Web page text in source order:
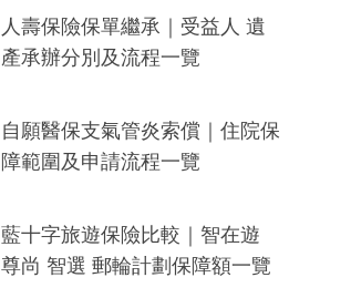
人壽保險保單繼承｜受益人 遺
產承辦分別及流程一覽
自願醫保支氣管炎索償｜住院保
障範圍及申請流程一覽
藍十字旅遊保險比較｜智在遊
尊尚 智選 郵輪計劃保障額一覽